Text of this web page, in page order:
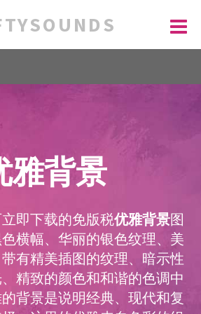
雅背景
即下载的免版税优雅背景图
横幅、华丽的银色纹理、美
有精美插图的纹理、暗示性
精致的颜色和和谐的色调中
背景是说明经典、现代和复